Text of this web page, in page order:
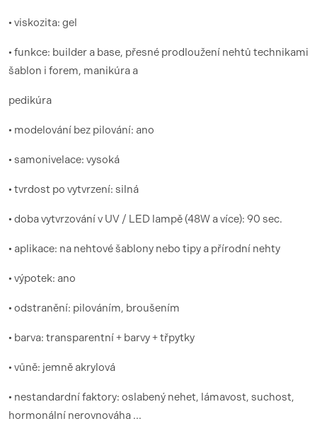
• viskozita: gel
• funkce: builder a base, přesné prodloužení nehtů technikami
šablon i forem, manikúra a
pedikúra
• modelování bez pilování: ano
• samonivelace: vysoká
• tvrdost po vytvrzení: silná
• doba vytvrzování v UV / LED lampě (48W a více): 90 sec.
• aplikace: na nehtové šablony nebo tipy a přírodní nehty
• výpotek: ano
• odstranění: pilováním, broušením
• barva: transparentní + barvy + třpytky
• vůně: jemně akrylová
• nestandardní faktory: oslabený nehet, lámavost, suchost,
hormonální nerovnováha ...